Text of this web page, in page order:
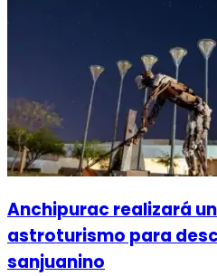
Anchipurac realizará
astroturismo para
sanjuanino